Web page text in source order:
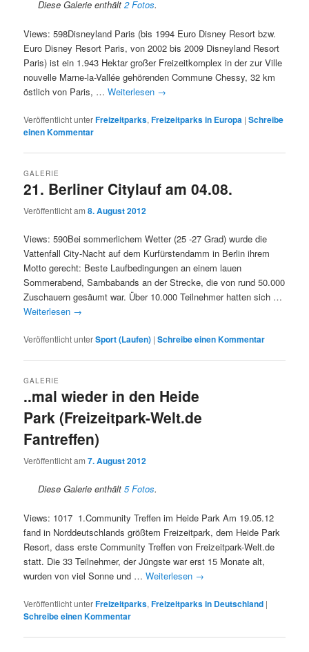
Diese Galerie enthält2 Fotos.
Views: 598Disneyland Paris (bis 1994 Euro Disney Resort bzw.
Euro Disney Resort Paris, von 2002 bis 2009 Disneyland Resort
Paris) ist ein 1.943 Hektar großer Freizeitkomplex in der zur Ville
nouvelle Marne-la-Vallée gehörenden Commune Chessy, 32 km
östlich von Paris, …Weiterlesen →
Veröffentlicht unterFreizeitparks,Freizeitparks in Europa |Schreibe
einen Kommentar
21. Berliner Citylauf am 04.08.
GALERIE
Veröffentlicht am8. August 2012
Views: 590Bei sommerlichem Wetter (25 -27 Grad) wurde die
Vattenfall City-Nacht auf dem Kurfürstendamm in Berlin ihrem
Motto gerecht: Beste Laufbedingungen an einem lauen
Sommerabend, Sambabands an der Strecke, die von rund 50.000
Zuschauern gesäumt war. Über 10.000 Teilnehmer hatten sich …
Weiterlesen →
Veröffentlicht unterSport (Laufen) |Schreibe einen Kommentar
..mal wieder in den Heide
Park (Freizeitpark-Welt.de
Fantreffen)
GALERIE
Veröffentlicht am7. August 2012
Diese Galerie enthält5 Fotos.
Views: 1017 1.Community Treffen im Heide Park Am 19.05.12
fand in Norddeutschlands größtem Freizeitpark, dem Heide Park
Resort, dass erste Community Treffen von Freizeitpark-Welt.de
statt. Die 33 Teilnehmer, der Jüngste war erst 15 Monate alt,
wurden von viel Sonne und …Weiterlesen →
Veröffentlicht unterFreizeitparks,Freizeitparks in Deutschland |
Schreibe einen Kommentar